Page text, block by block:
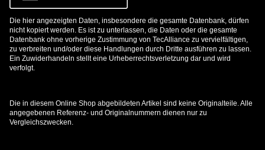
Die hier angezeigten Daten, insbesondere die gesamte Datenbank, dürfen
nicht kopiert werden. Es ist zu unterlassen, die Daten oder die gesamte
Datenbank ohne vorherige Zustimmung von TecAlliance zu vervielfältigen,
zu verbreiten und/oder diese Handlungen durch Dritte ausführen zu lassen.
Ein Zuwiderhandeln stellt eine Urheberrechtsverletzung dar und wird
verfolgt.
Die in diesem Online Shop abgebildeten Artikel sind keine Originalteile. Alle
angegebenen Referenz- und Originalnummern dienen nur zu
Vergleichszwecken.